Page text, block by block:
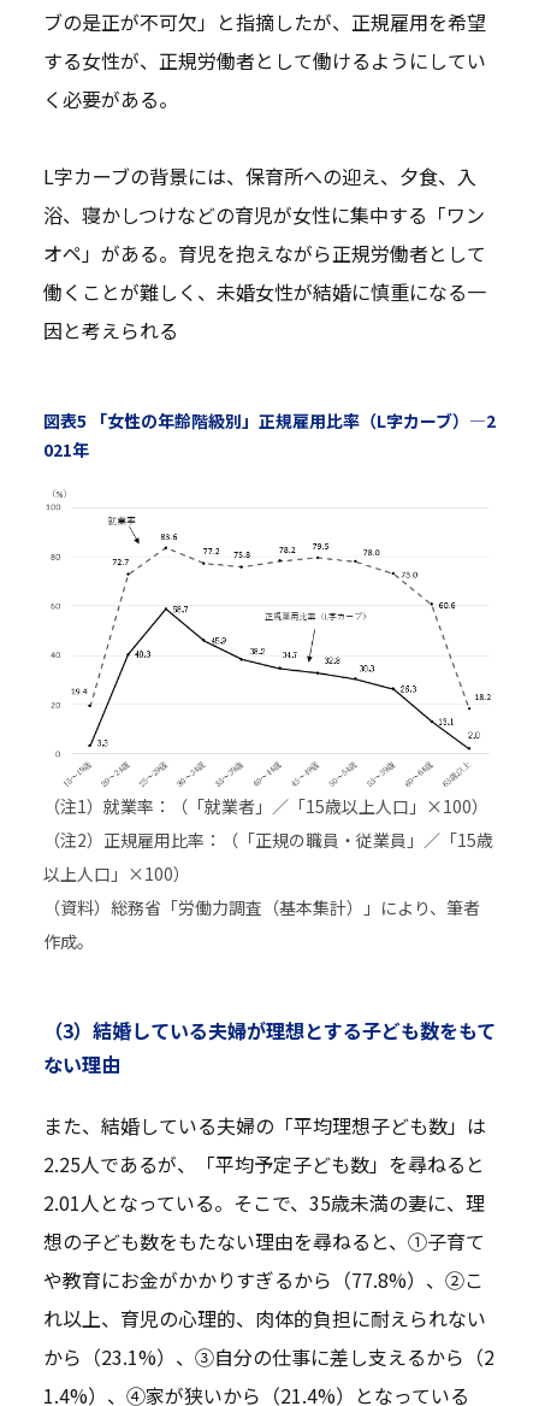
ブの是正が不可欠」と指摘したが、正規雇用を希望
する女性が、正規労働者として働けるようにしてい
く必要がある。
L字カーブの背景には、保育所への迎え、夕食、入
浴、寝かしつけなどの育児が女性に集中する「ワン
オペ」がある。育児を抱えながら正規労働者として
働くことが難しく、未婚女性が結婚に慎重になる一
因と考えられる
図表5 「女性の年齢階級別」正規雇用比率（L字カーブ）―2
021年
（注1）就業率：（「就業者」／「15歳以上人口」×100）
（注2）正規雇用比率：（「正規の職員・従業員」／「15歳
以上人口」×100）
（資料）総務省「労働力調査（基本集計）」により、筆者
作成。
（3）結婚している夫婦が理想とする子ども数をもて
ない理由
また、結婚している夫婦の「平均理想子ども数」は
2.25人であるが、「平均予定子ども数」を尋ねると
2.01人となっている。そこで、35歳未満の妻に、理
想の子ども数をもたない理由を尋ねると、①子育て
や教育にお金がかかりすぎるから（77.8%）、②こ
れ以上、育児の心理的、肉体的負担に耐えられない
から（23.1%）、③自分の仕事に差し支えるから（2
1.4%）、④家が狭いから（21.4%）となっている